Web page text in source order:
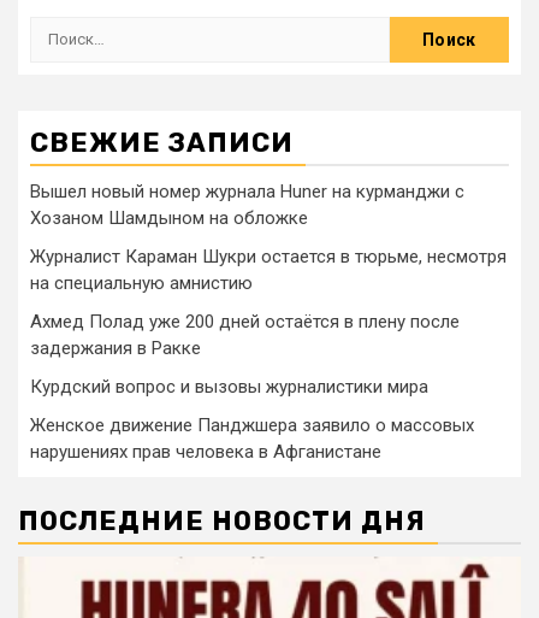
СВЕЖИЕ ЗАПИСИ
Вышел новый номер журнала Huner на курманджи с
Хозаном Шамдыном на обложке
Журналист Караман Шукри остается в тюрьме, несмотря
на специальную амнистию
Ахмед Полад уже 200 дней остаётся в плену после
задержания в Ракке
Курдский вопрос и вызовы журналистики мира
Женское движение Панджшера заявило о массовых
нарушениях прав человека в Афганистане
ПОСЛЕДНИЕ НОВОСТИ ДНЯ